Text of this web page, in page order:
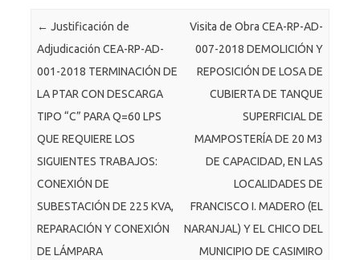
Post navigation
← Justificación de
Adjudicación CEA-RP-AD-
001-2018 TERMINACIÓN DE
LA PTAR CON DESCARGA
TIPO “C” PARA Q=60 LPS
QUE REQUIERE LOS
SIGUIENTES TRABAJOS:
CONEXIÓN DE
SUBESTACIÓN DE 225 KVA,
REPARACIÓN Y CONEXIÓN
DE LÁMPARA
Visita de Obra CEA-RP-AD-
007-2018 DEMOLICIÓN Y
REPOSICIÓN DE LOSA DE
CUBIERTA DE TANQUE
SUPERFICIAL DE
MAMPOSTERÍA DE 20 M3
DE CAPACIDAD, EN LAS
LOCALIDADES DE
FRANCISCO I. MADERO (EL
NARANJAL) Y EL CHICO DEL
MUNICIPIO DE CASIMIRO